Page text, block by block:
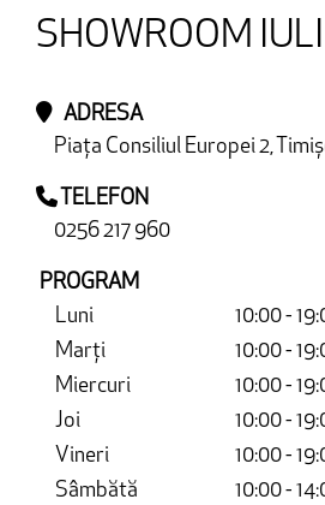
SHOWROOM
ADRESA
Piața Consiliul Europei 2,
TELEFON
0256 217 960
PROGRAM
Luni
10:00 -
Marți
10:00 -
Miercuri
10:00 -
Joi
10:00 -
Vineri
10:00 -
Sâmbătă
10:00 -